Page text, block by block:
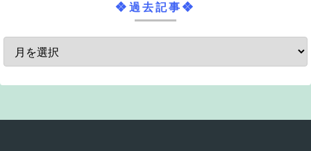
❖過去記事❖